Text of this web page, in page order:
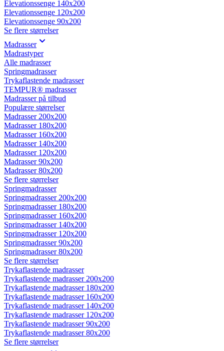
Elevationssenge 140x200
Elevationssenge 120x200
Elevationssenge 90x200
Se flere størrelser
Madrasser
Madrastyper
Alle madrasser
Springmadrasser
Trykaflastende madrasser
TEMPUR® madrasser
Madrasser på tilbud
Populære størrelser
Madrasser 200x200
Madrasser 180x200
Madrasser 160x200
Madrasser 140x200
Madrasser 120x200
Madrasser 90x200
Madrasser 80x200
Se flere størrelser
Springmadrasser
Springmadrasser 200x200
Springmadrasser 180x200
Springmadrasser 160x200
Springmadrasser 140x200
Springmadrasser 120x200
Springmadrasser 90x200
Springmadrasser 80x200
Se flere størrelser
Trykaflastende madrasser
Trykaflastende madrasser 200x200
Trykaflastende madrasser 180x200
Trykaflastende madrasser 160x200
Trykaflastende madrasser 140x200
Trykaflastende madrasser 120x200
Trykaflastende madrasser 90x200
Trykaflastende madrasser 80x200
Se flere størrelser